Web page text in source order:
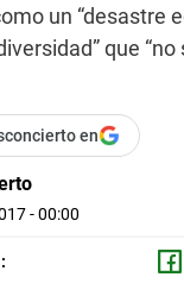
un “desastre
que “no
en
- 00:00